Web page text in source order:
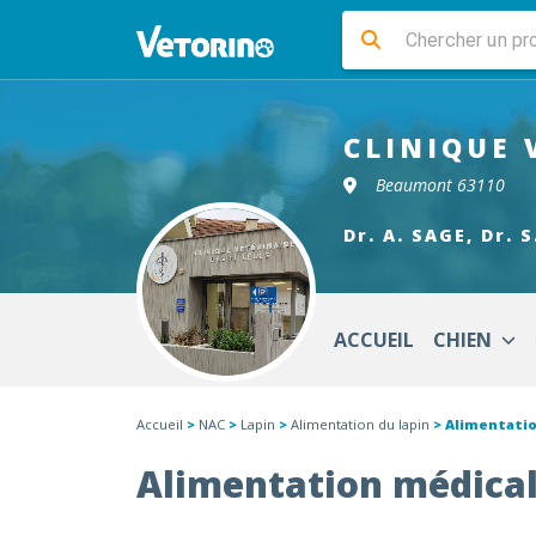
CLINIQUE
Beaumont 63110
Dr. A. SAGE, Dr.
ACCUEIL CHIEN
Accueil > NAC > Lapin > Alimentation du lapin >
Alimentation